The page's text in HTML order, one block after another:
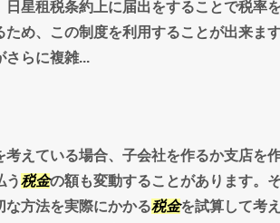
日星租税条約上に届出をすることで税率
ため、この制度を利用することが出来ま
さらに複雑...
考えている場合、子会社を作るか支店を
う税金の額も変動することがあります。
な方法を実際にかかる税金を試算して考